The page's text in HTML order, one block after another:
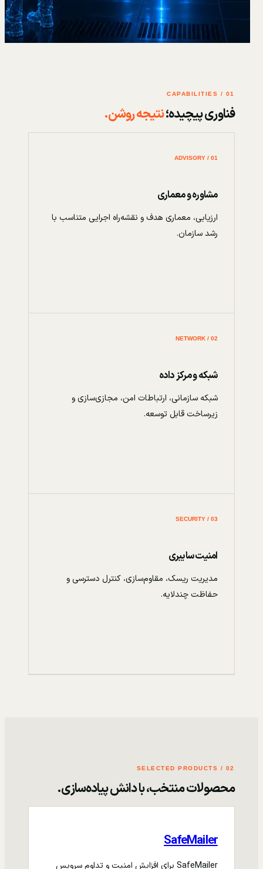
01 / CAPABILITIES
فناوری پیچیده؛نتیجه روشن.
01 / ADVISORY
مشاوره و معماری
ارزیابی، معماری هدف و نقشه‌راه اجرایی متناسب با
رشد سازمان.
02 / NETWORK
شبکه و مرکز داده
شبکه سازمانی، ارتباطات امن، مجازی‌سازی و
زیرساخت قابل توسعه.
03 / SECURITY
امنیت سایبری
مدیریت ریسک، مقاوم‌سازی، کنترل دسترسی و
حفاظت چندلایه.
02 / SELECTED PRODUCTS
محصولات منتخب، با دانش پیاده‌سازی.
SafeMailer
SafeMailer برای افزایش امنیت و تداوم سرویس